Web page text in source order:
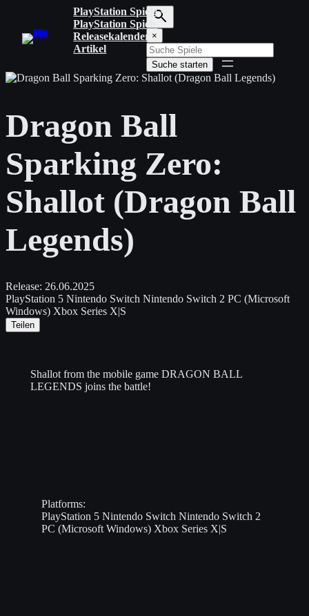
springen
PlayStation Spiele
PlayStation Spiele
Releasekalender
Artikel
S
u
c
h
b
r
i
f
e
n
g
×
Suche starten
Dragon Ball
Sparking Zero:
Shallot (Dragon Ball
Legends)
Release: 26.06.2025
PlayStation 5 Nintendo Switch Nintendo Switch 2 PC (Microsoft
Windows) Xbox Series X|S
Teilen
Shallot from the mobile game DRAGON BALL
LEGENDS joins the battle!
Platforms:
PlayStation 5 Nintendo Switch Nintendo Switch 2
PC (Microsoft Windows) Xbox Series X|S